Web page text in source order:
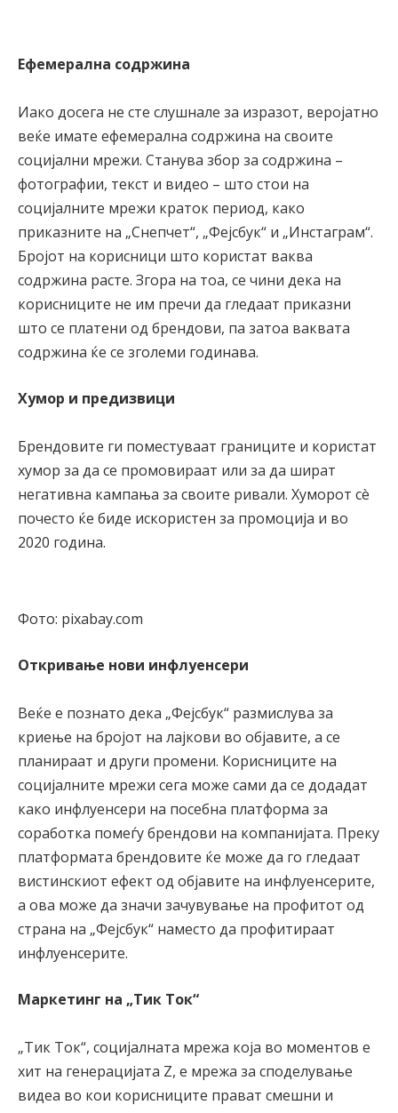
Ефемерална содржина
Иако досега не сте слушнале за изразот, веројатно
веќе имате ефемерална содржина на своите
социјални мрежи. Станува збор за содржина –
фотографии, текст и видео – што стои на
социјалните мрежи краток период, како
приказните на „Снепчет“, „Фејсбук“ и „Инстаграм“.
Бројот на корисници што користат ваква
содржина расте. Згора на тоа, се чини дека на
корисниците не им пречи да гледаат приказни
што се платени од брендови, па затоа ваквата
содржина ќе се зголеми годинава.
Хумор и предизвици
Брендовите ги поместуваат границите и користат
хумор за да се промовираат или за да шират
негативна кампања за своите ривали. Хуморот сè
почесто ќе биде искористен за промоција и во
2020 година.
Фото: pixabay.com
Откривање нови инфлуенсери
Веќе е познато дека „Фејсбук“ размислува за
криење на бројот на лајкови во објавите, а се
планираат и други промени. Корисниците на
социјалните мрежи сега може сами да се додадат
како инфлуенсери на посебна платформа за
соработка помеѓу брендови на компанијата. Преку
платформата брендовите ќе може да го гледаат
вистинскиот ефект од објавите на инфлуенсерите,
а ова може да значи зачувување на профитот од
страна на „Фејсбук“ наместо да профитираат
инфлуенсерите.
Маркетинг на „Тик Ток“
„Тик Ток“, социјалната мрежа која во моментов е
хит на генерацијата Z, е мрежа за споделување
видеа во кои корисниците прават смешни и